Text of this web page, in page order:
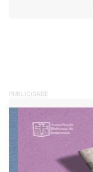
PUBLICIDADE